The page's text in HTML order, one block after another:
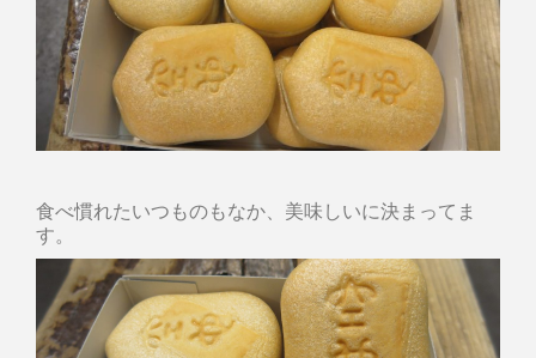
食べ慣れたいつものもなか、美味しいに決まってま
す。